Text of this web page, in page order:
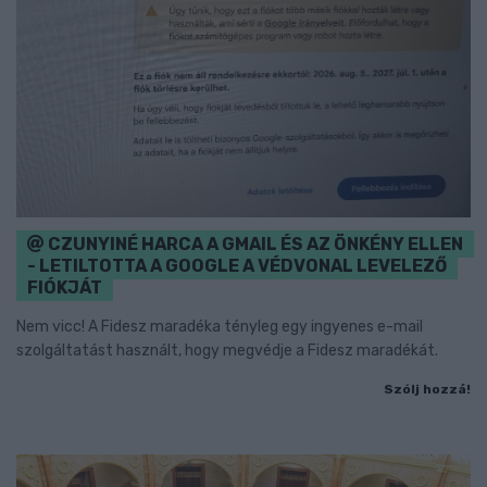
CZUNYINÉ HARCA A GMAIL ÉS AZ ÖNKÉNY ELLEN
- LETILTOTTA A GOOGLE A VÉDVONAL LEVELEZŐ
FIÓKJÁT
Nem vicc! A Fidesz maradéka tényleg egy ingyenes e-mail
szolgáltatást használt, hogy megvédje a Fidesz maradékát.
Szólj hozzá!